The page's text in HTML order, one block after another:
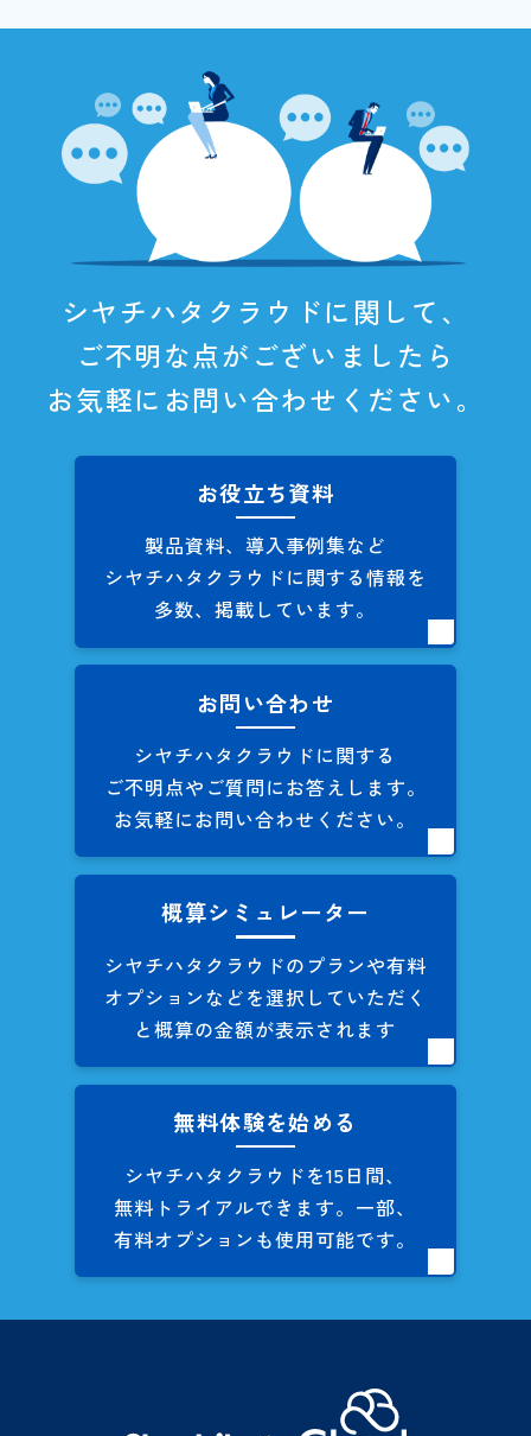
シヤチハタクラウドに関して、
ご不明な点がございましたら
お気軽にお問い合わせください。
お役立ち資料
製品資料、導入事例集など
シヤチハタクラウドに関する情報を
多数、掲載しています。
お問い合わせ
シヤチハタクラウドに関する
ご不明点やご質問にお答えします。
お気軽にお問い合わせください。
概算シミュレーター
シヤチハタクラウドのプランや有料
オプションなどを選択していただく
と概算の金額が表示されます
無料体験を始める
シヤチハタクラウドを15日間、
無料トライアルできます。 一部、
有料オプションも使用可能です。